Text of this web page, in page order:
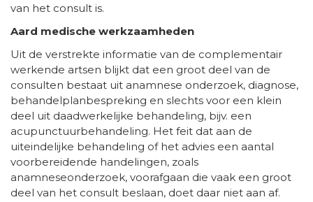
van het consult is.
Aard medische werkzaamheden
Uit de verstrekte informatie van de complementair
werkende artsen blijkt dat een groot deel van de
consulten bestaat uit anamnese onderzoek, diagnose,
behandelplanbespreking en slechts voor een klein
deel uit daadwerkelijke behandeling, bijv. een
acupunctuurbehandeling. Het feit dat aan de
uiteindelijke behandeling of het advies een aantal
voorbereidende handelingen, zoals
anamneseonderzoek, voorafgaan die vaak een groot
deel van het consult beslaan, doet daar niet aan af.